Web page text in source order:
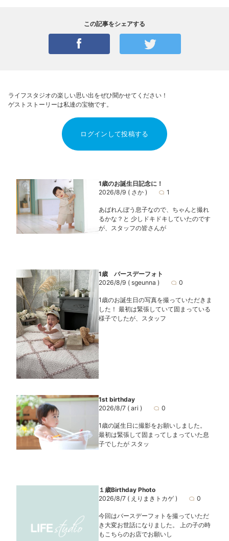
この記事をシェアする
ライフスタジオの楽しい思い出をぜひ聞かせてください！
ゲストストーリーは私達の宝物です。
ログインして投稿する
1歳のお誕生日記念に！
2026/8/9 ( さか ) 1
あばれんぼう息子なので、ちゃんと撮れ
るかな？と 少しドキドキしていたのです
が、スタッフの皆さんが
1歳 バースデーフォト
2026/8/9 ( sgeunna ) 0
1歳のお誕生日の写真を撮っていただきま
した！ 最初は緊張していて固まっている
様子でしたが、スタッフ
1st birthday
2026/8/7 ( ari ) 0
1歳の誕生日に撮影をお願いしました。
最初は緊張して固まってしまっていた息
子でしたが スタッ
１歳Birthday Photo
2026/8/7 ( えりまきトカゲ ) 0
今回はバースデーフォトを撮っていただ
き大変お世話になりました。 上の子の時
もこちらのお店でお願いし